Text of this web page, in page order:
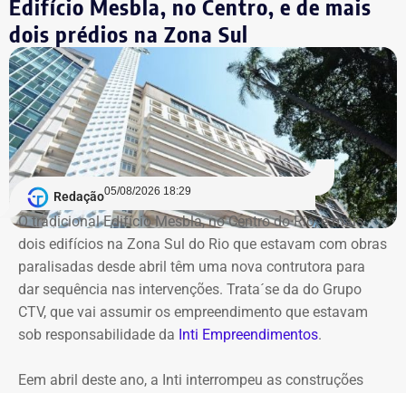
Desde então, a presidência interina do IRM passou a ser
exercida pelo secretário Roberto Leão, que determinou a
realização de uma auditoria completa nas contas e
contratos da autarquia. O prazo estabelecido para
conclusão dos trabalhos é de 60 dias.
Segundo a atual gestão, os levantamentos preliminares
indicam que o instituto vinha sendo utilizado para
descentralizar recursos públicos por meio de
contratações com baixo nível de controle, aproveitando a
maior flexibilidade financeira conferida à natureza
jurídica da autarquia.
COM INFORMAÇÕES DO RJ2/TV GLOBO
Declaração de Lauro Boto em 2026 — Foto: Reprodução/DivulgaCand
Edifício Mesbla, no Centro, e de mais
dois prédios na Zona Sul
Redação05/08/2026 18:29
O tradicional Edifício Mesbla, no Centro do Rio, e mais
dois edifícios na Zona Sul do Rio que estavam com obras
paralisadas desde abril têm uma nova contrutora para
dar sequência nas intervenções. Trata´se da do Grupo
CTV, que vai assumir os empreendimento que estavam
sob responsabilidade da Inti Empreendimentos.
Eem abril deste ano, a Inti interrompeu as construções